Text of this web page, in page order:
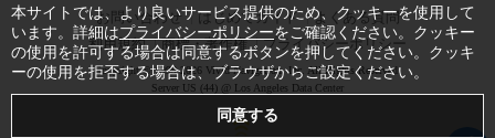
お問い合わせ はじめてガイド
よくある質問
利用規約
商標・著作権 プライバシーポリシー
Copyright © 1999-2026 Vivid Navigation, Inc. All Rights Reserved.
Server US (44) @ Los Angeles Data Center
本サイトでは、より良いサービス提供のため、クッキーを使用して
います。詳細はプライバシーポリシーをご確認ください。クッキー
の使用を許可する場合は同意するボタンを押してください。クッキ
ーの使用を拒否する場合は、ブラウザからご設定ください。